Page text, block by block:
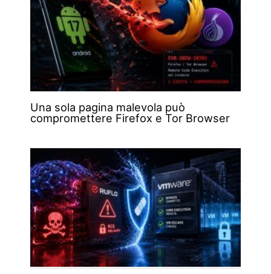
Una sola pagina malevola può
compromettere Firefox e Tor Browser